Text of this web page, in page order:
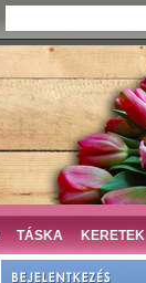
TÁSKA KERETEK